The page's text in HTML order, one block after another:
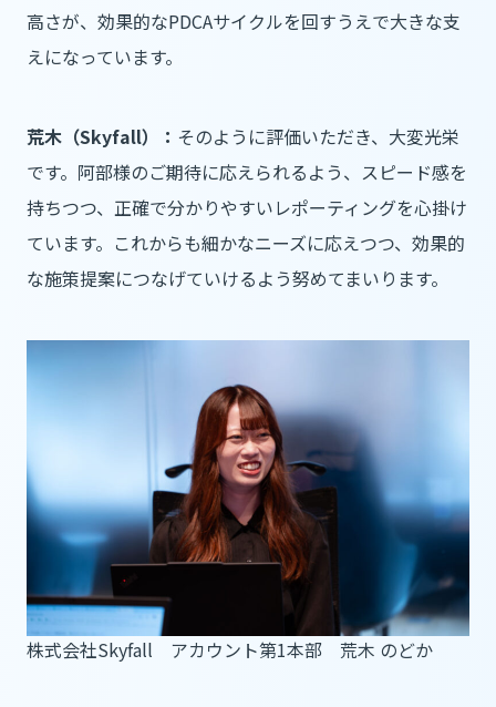
高さが、効果的なPDCAサイクルを回すうえで大きな支
えになっています。
荒木（Skyfall）： そのように評価いただき、大変光栄
です。阿部様のご期待に応えられるよう、スピード感を
持ちつつ、正確で分かりやすいレポーティングを心掛け
ています。これからも細かなニーズに応えつつ、効果的
な施策提案につなげていけるよう努めてまいります。
株式会社Skyfall アカウント第1本部 荒木 のどか